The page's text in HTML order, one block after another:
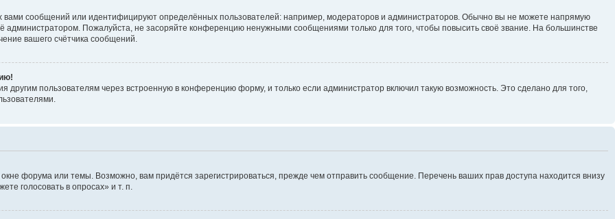
сообщений или идентифицируют определённых пользователей: например, модераторов и администраторов. Обычно вы не можете напрямую
администратором. Пожалуйста, не засоряйте конференцию ненужными сообщениями только для того, чтобы повысить своё звание. На большинстве
вашего счётчика сообщений.
другим пользователям через встроенную в конференцию форму, и только если администратор включил такую возможность. Это сделано для того,
форума или темы. Возможно, вам придётся зарегистрироваться, прежде чем отправить сообщение. Перечень ваших прав доступа находится внизу
голосовать в опросах» и т. п.